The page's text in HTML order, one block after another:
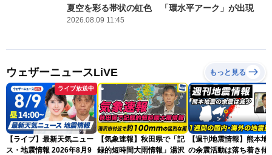
夏空を彩る帯状の虹色 「環水平アーク」が出現
2026.08.09 11:45
ウェザーニュースLiVE もっと見る
ライブ放送中
【ライブ】最新天気ニュー
ス・地震情報 2026年8月9
【気象速報】秋田県で「記
録的短時間大雨情報」湯沢
【週刊地震情報】熊本地
の余震活動は落ち着き傾